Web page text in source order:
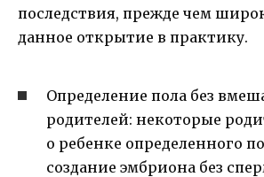
последствия, прежде чем
данное открытие в практику.
Определение пола без
родителей: некоторые
о ребенке определенного
создание эмбриона без